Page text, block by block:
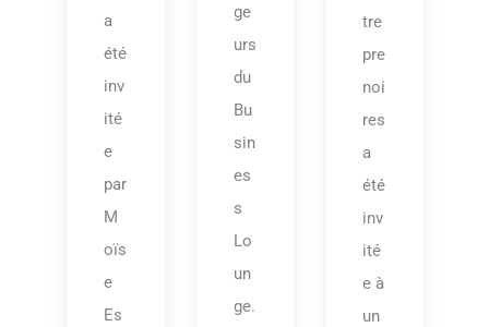
a
été
inv
ité
e
par
M
oïs
e
Es
ge
urs
du
Bu
sin
es
s
Lo
un
ge.
tre
pre
noi
res
a
été
inv
ité
e à
un